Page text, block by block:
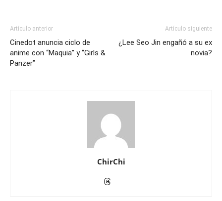
Artículo anterior
Cinedot anuncia ciclo de
anime con “Maquia” y “Girls &
Panzer”
Artículo siguiente
¿Lee Seo Jin engañó a su ex
novia?
ChirChi